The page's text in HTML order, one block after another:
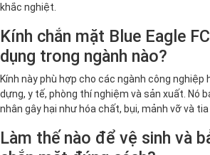
khắc nghiệt.
Kính chắn mặt Blue Eagle
dụng trong ngành nào?
Kính này phù hợp cho các ngành công nghiệp
dựng, y tế, phòng thí nghiệm và sản xuất. Nó
nhân gây hại như hóa chất, bụi, mảnh vỡ và tia
Làm thế nào để vệ sinh và